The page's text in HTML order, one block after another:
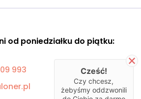
od poniedziałku do piątku:
993
Cześć!
Czy chcesz,
żebyśmy oddzwonili